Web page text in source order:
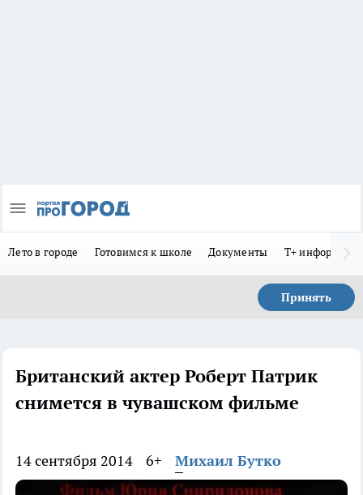
Лето в городе Готовимся к школе Документы Т+
Принять
Британский актер Роберт Патрик
снимется в чувашском фильме
14 сентября 2014 6+ Михаил Бутко